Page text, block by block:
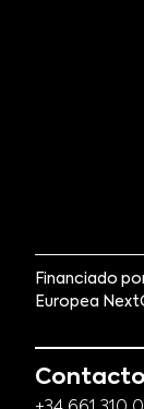
Financiado
Europea
Contacto